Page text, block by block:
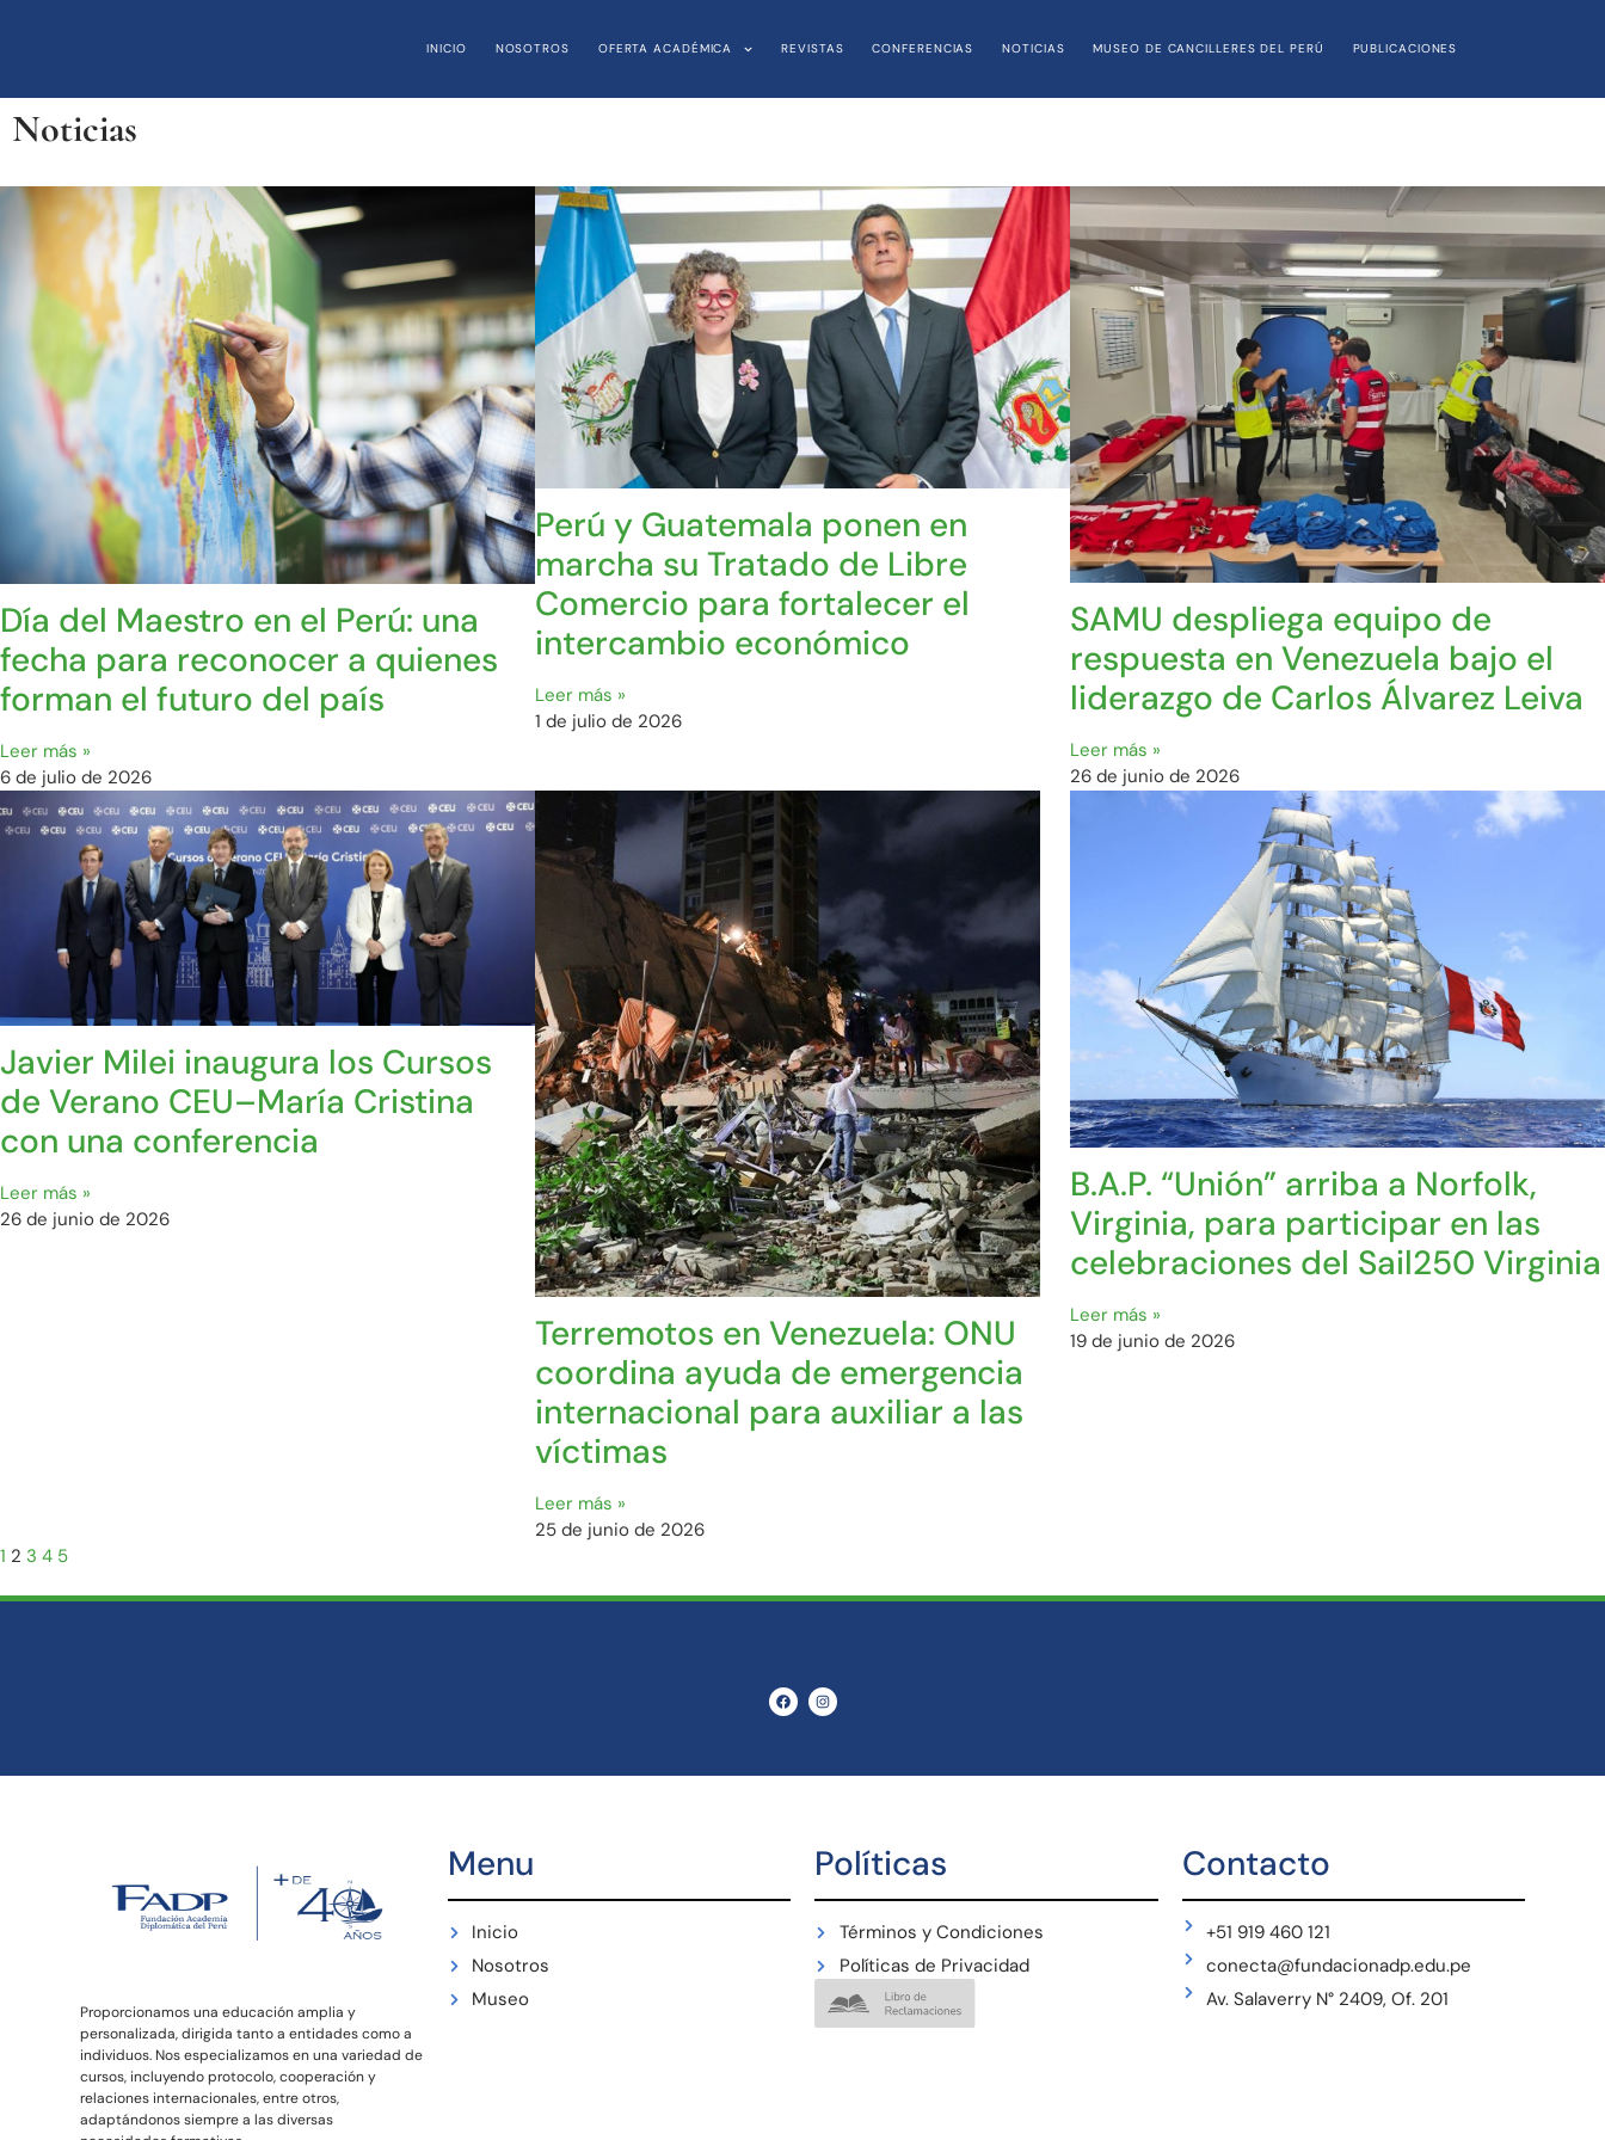
INICIO NOSOTROS OFERTA ACADÉMICA REVISTAS CONFERENCIAS NOTICIAS MUSEO DE CANCILLERES DEL PERÚ PUBLICACIONES
Noticias
Día del Maestro en el Perú: una
fecha para reconocer a quienes
forman el futuro del país
Leer más »
6 de julio de 2026
Perú y Guatemala ponen en
marcha su Tratado de Libre
Comercio para fortalecer el
intercambio económico
Leer más »
1 de julio de 2026
SAMU despliega equipo de
respuesta en Venezuela bajo el
liderazgo de Carlos Álvarez Leiva
Leer más »
26 de junio de 2026
Javier Milei inaugura los Cursos
de Verano CEU–María Cristina
con una conferencia
Leer más »
26 de junio de 2026
Terremotos en Venezuela: ONU
coordina ayuda de emergencia
internacional para auxiliar a las
víctimas
Leer más »
25 de junio de 2026
B.A.P. “Unión” arriba a Norfolk,
Virginia, para participar en las
celebraciones del Sail250 Virginia
Leer más »
19 de junio de 2026
1 2 3 4 5
Proporcionamos una educación amplia y
personalizada, dirigida tanto a entidades como a
individuos. Nos especializamos en una variedad de
cursos, incluyendo protocolo, cooperación y
relaciones internacionales, entre otros,
adaptándonos siempre a las diversas
Menu
Inicio
Nosotros
Museo
Políticas
Términos y Condiciones
Políticas de Privacidad
Contacto
+51 919 460 121
conecta@fundacionadp.edu.pe
Av. Salaverry N° 2409, Of. 201